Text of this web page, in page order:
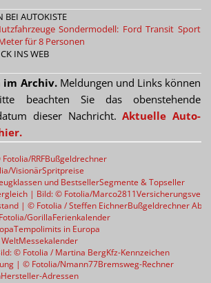
BEI AUTOKISTE
Sondermodell: Ford Transit Sport
für 8 Personen
INS WEB
im Archiv.Meldungen und Links können
beachten Sie das obenstehende
dieser Nachricht.Aktuelle Auto-
Bußgeldrechner
Spritpreise
Segmente & Topseller
Bußgeldrechner
Ferienkalender
Tempolimits in Europa
Messekalender
Kfz-Kennzeichen
Bremsweg-Rechner
Hersteller-Adressen